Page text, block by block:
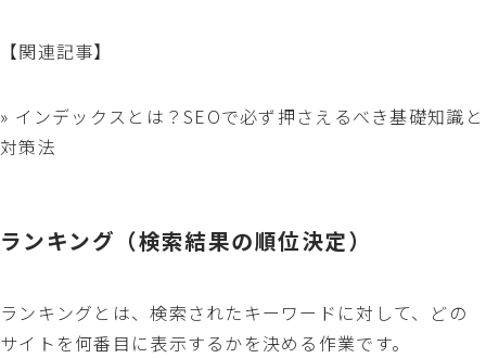
【関連記事】
» インデックスとは？SEOで必ず押さえるべき基礎知識と
対策法
ランキング（検索結果の順位決定）
ランキングとは、検索されたキーワードに対して、どの
サイトを何番目に表示するかを決める作業です。